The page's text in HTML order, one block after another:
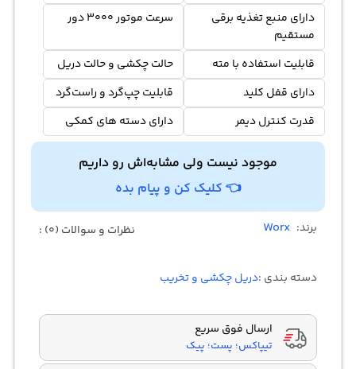
دارای منبع تغذیه برقی
مستقیم
سرعت موتور 3000 دور
قابلیت استفاده با مته‌
حالت چکشی و حالت دریل
دارای قفل کلید
قابلیت چپ‌گرد و راست‌گرد
قدرت کنترل دیمر
دارای دسته های کمکی
موجود نیست ولی مشابه‌اش رو داریم
👈 کلیک کن و پیام بده
برند: Worx نظرات و سوالات (0) :
دسته بندی :دریل چکشی و تخریب
ارسال فوق سریع
تیپاکس؛ پست؛ پیک